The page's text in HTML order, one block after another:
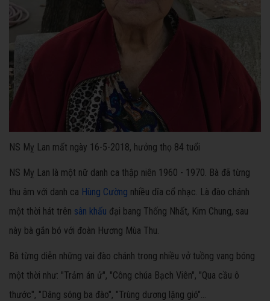
NS Mỵ Lan mất ngày 16-5-2018, hưởng thọ 84 tuổi
NS Mỵ Lan là một nữ danh ca thập niên 1960 - 1970. Bà đã từng
thu âm với danh ca Hùng Cường nhiều dĩa cổ nhạc. Là đào chánh
một thời hát trên sân khấu đại bang Thống Nhất, Kim Chung, sau
này bà gắn bó với đoàn Hương Mùa Thu.
Bà từng diễn những vai đào chánh trong nhiều vở tuồng vang bóng
một thời như: "Trảm án ử", "Công chúa Bạch Viên", "Qua cầu ô
thước", "Dâng sóng ba đào", "Trùng dương lặng gió"…